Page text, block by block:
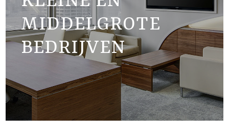
MIDDELGROTE
BEDRIJVEN